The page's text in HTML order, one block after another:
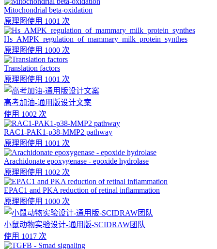
Mitochondrial beta-oxidation
原理图使用 1001 次
Hs_AMPK_regulation_of_mammary_milk_protein_synthes
原理图使用 1000 次
Translation factors
原理图使用 1001 次
高考加油-通用版设计文案
使用 1002 次
RAC1-PAK1-p38-MMP2 pathway
原理图使用 1001 次
Arachidonate epoxygenase - epoxide hydrolase
原理图使用 1002 次
EPAC1 and PKA reduction of retinal inflammation
原理图使用 1000 次
小鼠动物实验设计-通用版-SCIDRAW团队
使用 1017 次